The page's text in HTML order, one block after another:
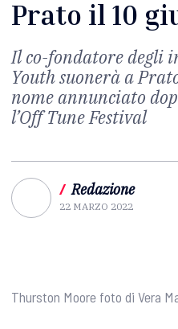
Prato il 10
Il co-fondatore degli
Youth suonerà a
nome annunciato
l’Off Tune Festival
/ Redazione
22 MARZO 2022
Thurston Moore foto di Vera